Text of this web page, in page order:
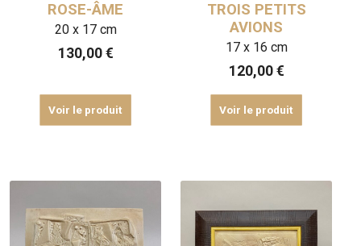
ROSE-ÂME
20 x 17 cm
130,00 €
Voir le produit
TROIS PETITS
AVIONS
17 x 16 cm
120,00 €
Voir le produit